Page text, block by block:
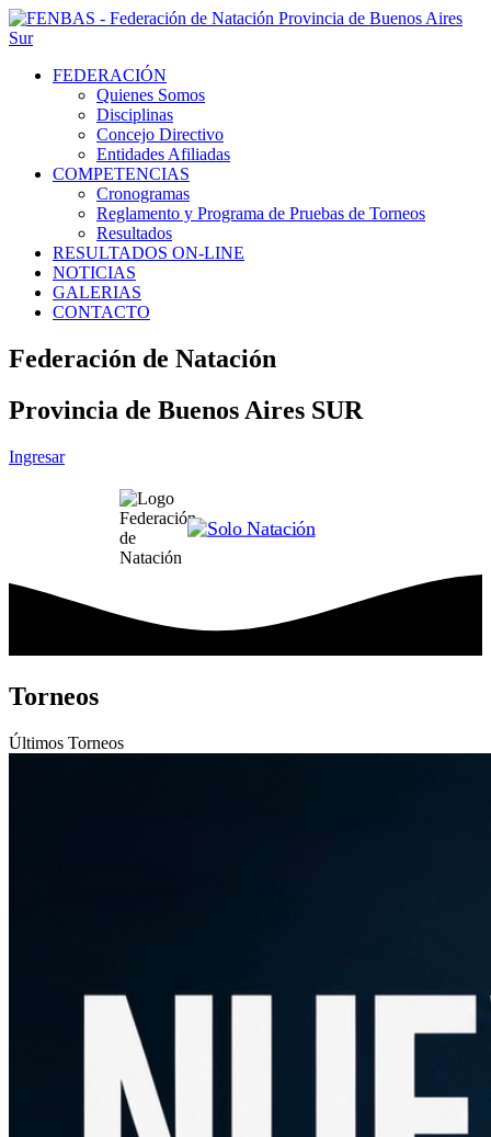
FEDERACIÓN
Quienes Somos
Disciplinas
Concejo Directivo
Entidades Afiliadas
COMPETENCIAS
Cronogramas
Reglamento y Programa de Pruebas de Torneos
Resultados
RESULTADOS ON-LINE
NOTICIAS
GALERIAS
CONTACTO
Federación de Natación
Provincia de Buenos Aires SUR
Ingresar
Torneos
Últimos Torneos